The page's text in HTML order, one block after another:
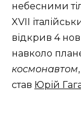
небесними
XVII
відкрив 4
навколо
космонавтом
став Юрій